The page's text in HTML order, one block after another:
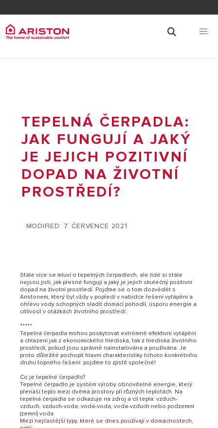
TEPELNÁ ČERPADLA:
JAK FUNGUJÍ A JAKÝ
JE JEJICH POZITIVNÍ
DOPAD NA ŽIVOTNÍ
PROSTŘEDÍ?
MODIFIED: 7. ČERVENCE 2021
Stále více se mluví o tepelných čerpadlech, ale lidé si stále
nejsou jisti, jak přesně fungují a jaký je jejich skutečný pozitivní
dopad na životní prostředí. Pojďme se o tom dozvědět s
Aristonem, který byl vždy v popředí v nabídce řešení vytápění a
ohřevu vody schopných sladit domácí pohodlí, úsporu energie a
citlivost v otázkách životního prostředí.
*****
Tepelná čerpadla mohou poskytovat extrémně efektivní vytápění
a chlazení jak z ekonomického hlediska, tak z hlediska životního
prostředí, pokud jsou správně nainstalována a používána. Je
proto důležité pochopit hlavní charakteristiky tohoto konkrétního
druhu topného řešení: pojďme to zjistit společně!
Co je tepelné čerpadlo?
Tepelné čerpadlo je systém výroby obnovitelné energie, který
přenáší teplo mezi dvěma prostory při různých teplotách. Na
tepelná čerpadla se odkazuje na zdroj a cíl tepla: vzduch-
vzduch, vzduch-voda, voda-voda, voda-vzduch nebo podzemní
(zemní) voda.
Mezi nejčastější typy, které se dnes používají v domácnostech,